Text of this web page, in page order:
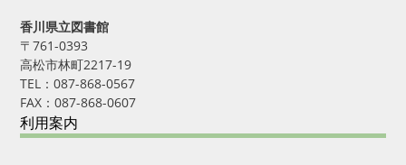
香川県立図書館
〒761-0393
高松市林町2217-19
TEL：087-868-0567
FAX：087-868-0607
利用案内